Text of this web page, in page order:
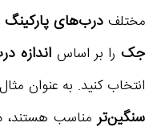
مختلف درب‌های پارکینگ
جکرا بر اساساندازه
انتخاب کنید. به عنوان
سنگین‌تر مناسب هستند،